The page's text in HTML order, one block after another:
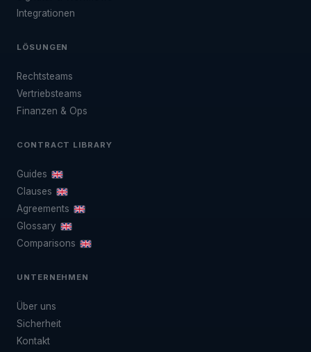
Integrationen
LÖSUNGEN
Rechtsteams
Vertriebsteams
Finanzen & Ops
CONTRACT LIBRARY
Guides
Clauses
Agreements
Glossary
Comparisons
UNTERNEHMEN
Über uns
Sicherheit
Kontakt